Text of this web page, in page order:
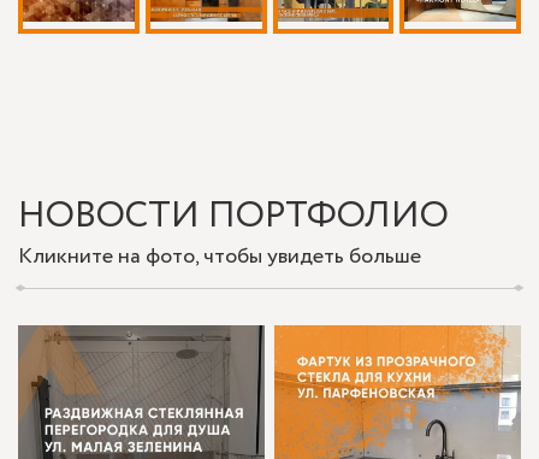
НОВОСТИ ПОРТФОЛИО
Кликните на фото, чтобы увидеть больше